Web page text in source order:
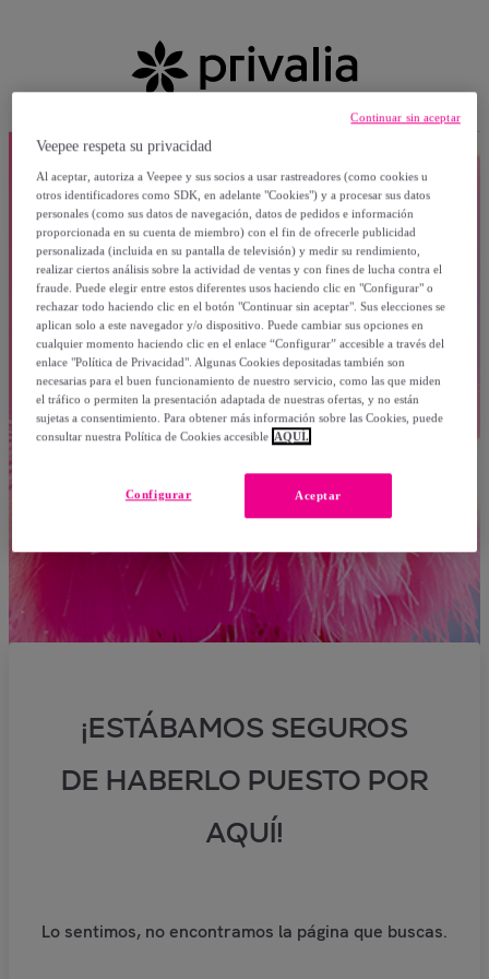
¡ESTÁBAMOS SEGUROS
DE HABERLO PUESTO POR
AQUÍ!
Lo sentimos, no encontramos la página que buscas.
Veepee respeta su privacidad
Al aceptar, autoriza a Veepee y sus socios a usar rastreadores (como cookies u
otros identificadores como SDK, en adelante "Cookies") y a procesar sus datos
personales (como sus datos de navegación, datos de pedidos e información
proporcionada en su cuenta de miembro) con el fin de ofrecerle publicidad
personalizada (incluida en su pantalla de televisión) y medir su rendimiento,
realizar ciertos análisis sobre la actividad de ventas y con fines de lucha contra el
fraude. Puede elegir entre estos diferentes usos haciendo clic en "Configurar" o
rechazar todo haciendo clic en el botón "Continuar sin aceptar". Sus elecciones se
aplican solo a este navegador y/o dispositivo. Puede cambiar sus opciones en
cualquier momento haciendo clic en el enlace “Configurar” accesible a través del
enlace "Política de Privacidad". Algunas Cookies depositadas también son
necesarias para el buen funcionamiento de nuestro servicio, como las que miden
el tráfico o permiten la presentación adaptada de nuestras ofertas, y no están
sujetas a consentimiento. Para obtener más información sobre las Cookies, puede
consultar nuestra Política de Cookies accesible AQUÍ.
Aceptar
Configurar
Continuar sin aceptar